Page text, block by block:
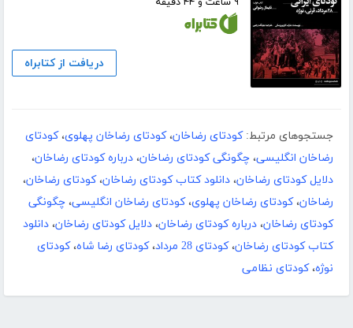
دریافت از کتابراه
جستجوهای مرتبط: کودتای رضاخان،کودتای رضاخان پهلوی،کودتای
رضاخان انگلیسی، چگونگی کودتای رضاخان، درباره کودتای رضاخان،
دلایل کودتای رضاخان، دانلود کتاب کودتای رضاخان،کودتای رضاخان،
رضاخان،کودتای رضاخان پهلوی،کودتای رضاخان انگلیسی، چگونگی
کودتای رضاخان، درباره کودتای رضاخان، دلایل کودتای رضاخان، دانلود
کتاب کودتای رضاخان،کودتای 28 مرداد ،کودتای رضا شاه،کودتای
نوژه،کودتای نظامی